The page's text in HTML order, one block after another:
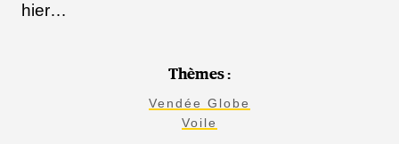
hier…
Thèmes :
Vendée Globe
Voile